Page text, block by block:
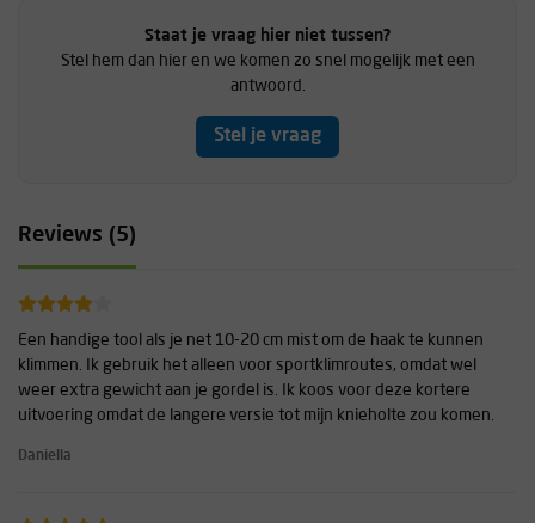
Staat je vraag hier niet tussen?
Stel hem dan hier en we komen zo snel mogelijk met een
antwoord.
Stel je vraag
Reviews (5)
Een handige tool als je net 10-20 cm mist om de haak te kunnen
klimmen. Ik gebruik het alleen voor sportklimroutes, omdat wel
weer extra gewicht aan je gordel is. Ik koos voor deze kortere
uitvoering omdat de langere versie tot mijn knieholte zou komen.
Daniella